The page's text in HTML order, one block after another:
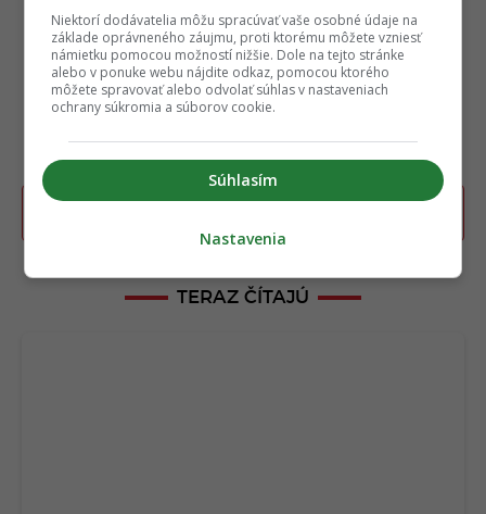
TERAZ ČÍTAJÚ
Niektorí dodávatelia môžu spracúvať vaše osobné údaje na
základe oprávneného záujmu, proti ktorému môžete vzniesť
námietku pomocou možností nižšie. Dole na tejto stránke
alebo v ponuke webu nájdite odkaz, pomocou ktorého
môžete spravovať alebo odvolať súhlas v nastaveniach
ochrany súkromia a súborov cookie.
Súhlasím
Nastavenia